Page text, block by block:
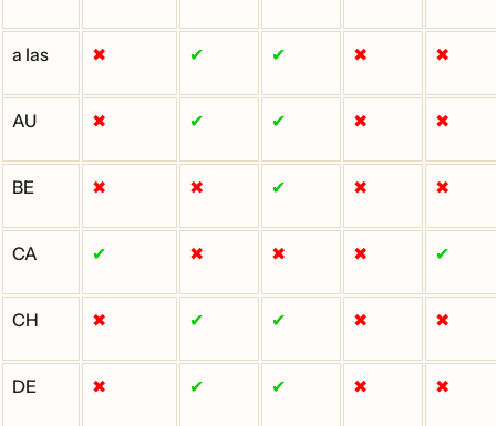
a las ✖ ✔ ✔ ✖ ✖
AU ✖ ✔ ✔ ✖ ✖
BE ✖ ✖ ✔ ✖ ✖
CA ✔ ✖ ✖ ✖ ✔
CH ✖ ✔ ✔ ✖ ✖
DE ✖ ✔ ✔ ✖ ✖